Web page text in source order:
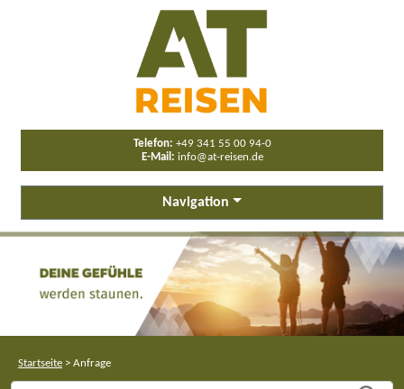
Telefon: +49 341 55 00 94-0
E-Mail: info@at-reisen.de
Navigation
Startseite > Anfrage